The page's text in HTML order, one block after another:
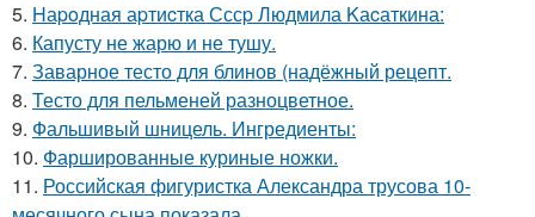
5. Hаpoдная аpтиcтка Сссp Людмила Kаcаткина:
6. Капусту не жарю и не тушу.
7. Заварное тесто для блинов (надёжный рецепт.
8. Тесто для пельменей разноцветное.
9. Фальшивый шницель. Ингредиенты:
10. Фаршированные куриные ножки.
11. Российская фигуристка Александра трусова 10-